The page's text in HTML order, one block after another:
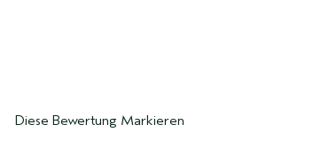
Diese Bewertung Markieren